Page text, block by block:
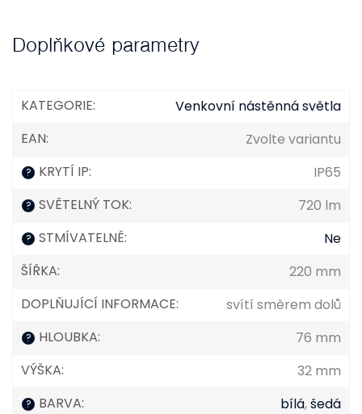
Doplňkové parametry
KATEGORIE:
Venkovní nástěnná světla
EAN: Zvolte variantu
? KRYTÍ IP: IP65
? SVĚTELNÝ TOK: 720 lm
? STMÍVATELNÉ:
Ne
ŠÍŘKA:
220 mm
DOPLŇUJÍCÍ INFORMACE: svítí směrem dolů
? HLOUBKA:
76 mm
VÝŠKA: 32 mm
? BARVA: bílá,šedá